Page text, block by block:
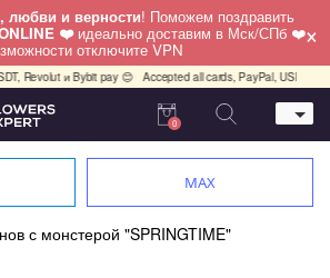
любви и верности! Поможем поздравить
❤️ идеально доставим в Мск/СПб ❤️
отключите VPN ×
Revolut и Bybit pay 😊 Accepted all cards, PayPal, USDT,
05
0
MAX
с монстерой "SPRINGTIME"